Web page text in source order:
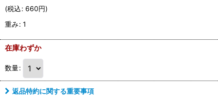
(税込: 660円)
重み: 1
在庫わずか
数量:
返品特約に関する重要事項